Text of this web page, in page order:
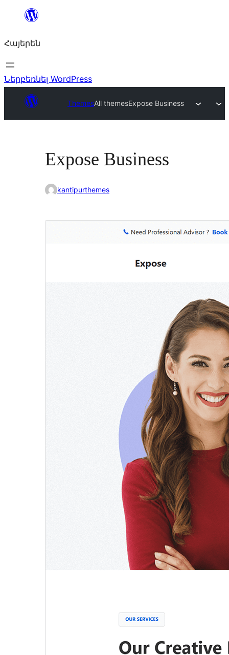
Անցնել
Հայերեն
Ներբեռնել WordPress
ThemesAll themesExpose Business
Expose Business
kantipurthemes